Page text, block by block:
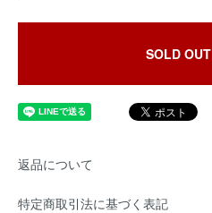
SOLD OUT
返品について
特定商取引法に基づく表記